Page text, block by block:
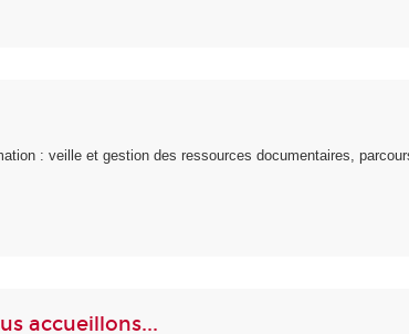
: veille et gestion des ressources documentaires,
accueillons...